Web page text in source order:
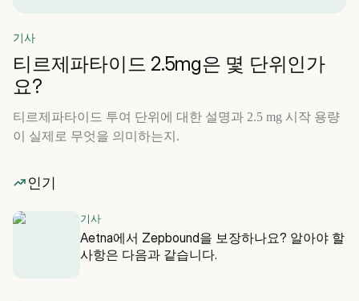
기사
티르제파타이드 2.5mg은 몇 단위인가
요?
티르제파타이드 투여 단위에 대한 설명과 2.5 mg 시작 용량
이 실제로 무엇을 의미하는지.
인기
기사
Aetna에서 Zepbound을 보장하나요? 알아야 할
사항은 다음과 같습니다.